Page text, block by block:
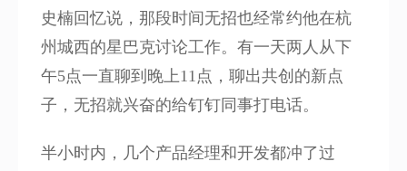
史楠回忆说，那段时间无招也经常约他在杭
州城西的星巴克讨论工作。有一天两人从下
午5点一直聊到晚上11点，聊出共创的新点
子，无招就兴奋的给钉钉同事打电话。
半小时内，几个产品经理和开发都冲了过